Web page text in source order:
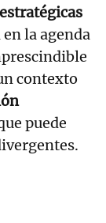
la agenda
contexto
puede